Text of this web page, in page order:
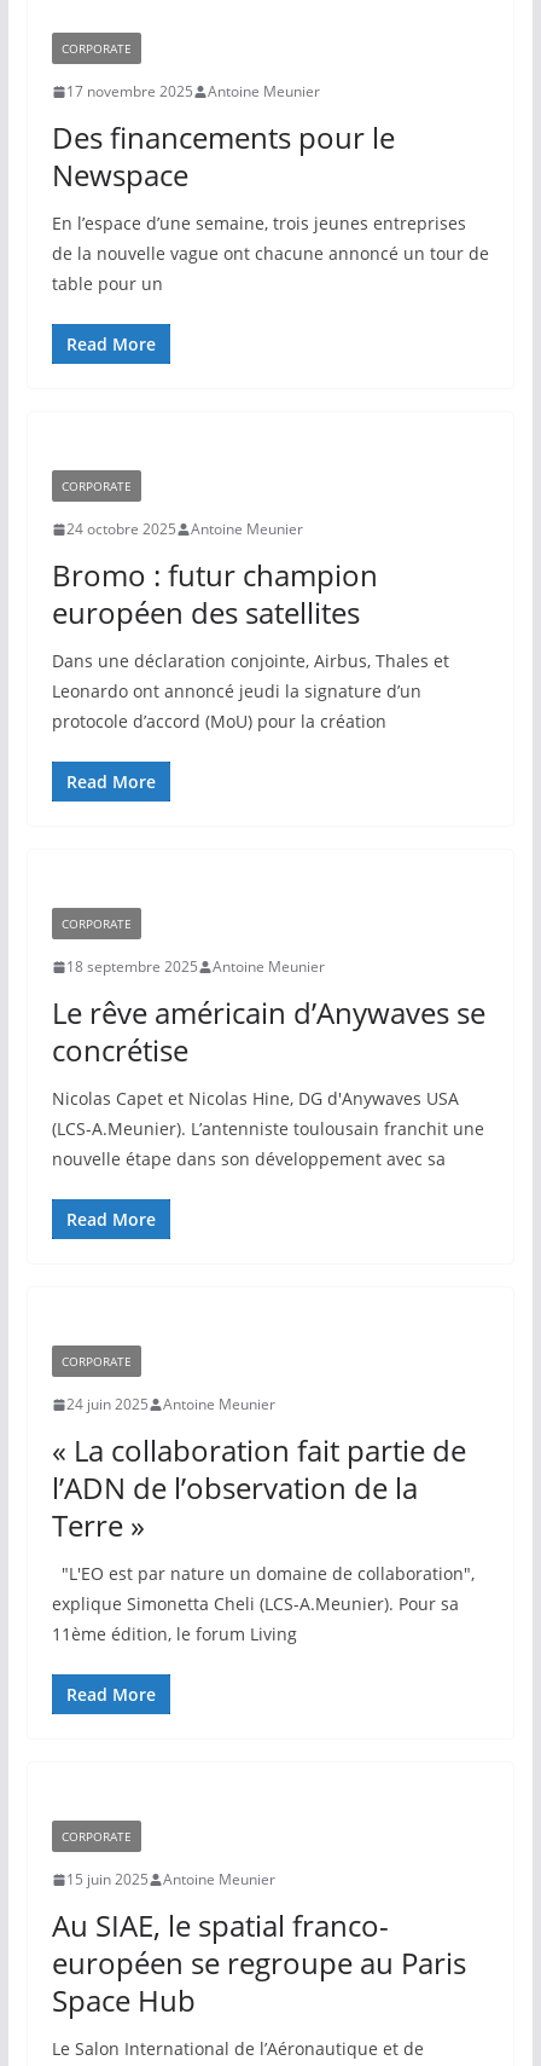
CORPORATE
17 novembre 2025 Antoine Meunier
Des financements pour le
Newspace
En l’espace d’une semaine, trois jeunes entreprises
de la nouvelle vague ont chacune annoncé un tour de
table pour un
Read More
CORPORATE
24 octobre 2025 Antoine Meunier
Bromo : futur champion
européen des satellites
Dans une déclaration conjointe, Airbus, Thales et
Leonardo ont annoncé jeudi la signature d’un
protocole d’accord (MoU) pour la création
Read More
CORPORATE
18 septembre 2025 Antoine Meunier
Le rêve américain d’Anywaves se
concrétise
Nicolas Capet et Nicolas Hine, DG d'Anywaves USA
(LCS-A.Meunier). L’antenniste toulousain franchit une
nouvelle étape dans son développement avec sa
Read More
CORPORATE
24 juin 2025 Antoine Meunier
« La collaboration fait partie de
l’ADN de l’observation de la
Terre »
"L'EO est par nature un domaine de collaboration",
explique Simonetta Cheli (LCS-A.Meunier). Pour sa
11ème édition, le forum Living
Read More
CORPORATE
15 juin 2025 Antoine Meunier
Au SIAE, le spatial franco-
européen se regroupe au Paris
Space Hub
Le Salon International de l’Aéronautique et de